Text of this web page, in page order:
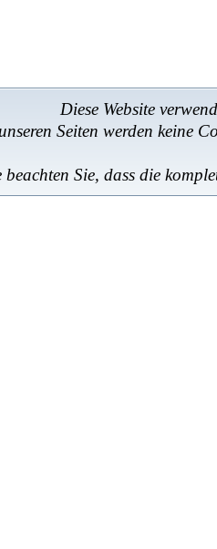
Diese Website
Seiten werden keine
beachten Sie, dass die